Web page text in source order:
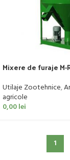
Mixere de furaje
Utilaje Zootehnice,
agricole
0,00lei
1